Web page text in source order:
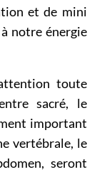
et de mini
notre énergie
toute
sacré, le
important
vertébrale, le
seront